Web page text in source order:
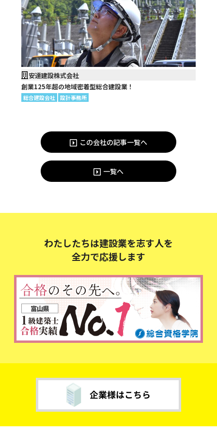
安達建設株式会社
創業125年超の地域密着型総合建設業！
総合建設会社 設計事務所
この会社の記事一覧へ
一覧へ
わたしたちは建設業を志す人を
全力で応援します